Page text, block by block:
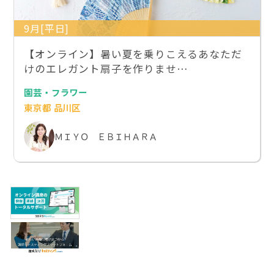
9月[平日]
【オンライン】暑い夏を乗りこえるあなただ
けのエレガント扇子を作りませ…
園芸・フラワー
東京都 品川区
ＭＩＹＯ ＥＢＩＨＡＲＡ